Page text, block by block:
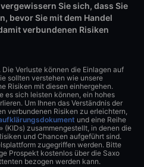
Sie sich, dass Sie
bevor Sie mit dem Handel
verbundenen Risiken
Verluste können die Einlagen auf
sollten verstehen wie unsere
Risiken mit diesen einhergehen.
es sich leisten können, ein hohes
Um Ihnen das Verständnis der
verbundenen Risiken zu erleichtern,
und eine Reihe
(KIDs) zusammengestellt, in denen die
und Chancen aufgeführt sind.
zugegriffen werden. Bitte
Prospekt kostenlos über die Saxo
bezogen werden kann.